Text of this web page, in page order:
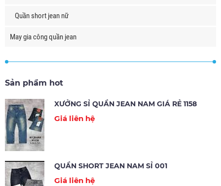
Quần short jean nữ
May gia công quần jean
Sản phẩm hot
XƯỞNG SỈ QUẦN JEAN NAM GIÁ RẺ 1158
Giá liên hệ
QUẦN SHORT JEAN NAM SỈ 001
Giá liên hệ